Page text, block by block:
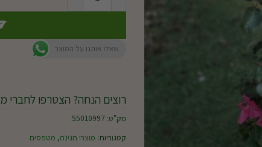
שאלו אותנו על המוצר
רוצים הנחה? הצטרפו לחברי
מק"ט: 55010997
קטגוריות: מוצרי הגינה, מטפסים